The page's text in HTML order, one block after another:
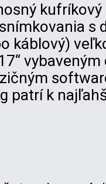
s
káblový)
vybaveným
patrí k